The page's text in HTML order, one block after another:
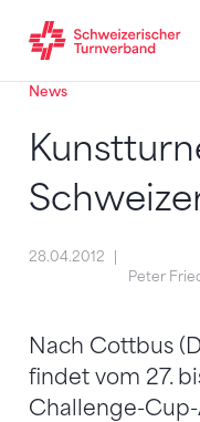
Zum Inhalt springen
Zur Sitemap navigieren
Zum Navigieren
News
28.04.2012
Peter
Nach Cottbus
findet vom 27.
Challenge-